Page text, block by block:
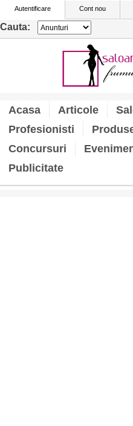
Autentificare Cont nou
Cauta:
Acasa Articole
Profesionisti
Concursuri
Publicitate